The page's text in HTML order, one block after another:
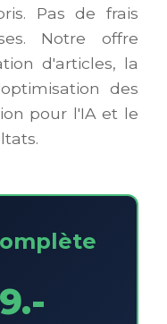
Pas de frais
Notre offre
d'articles, la
des
pour l'IA et le